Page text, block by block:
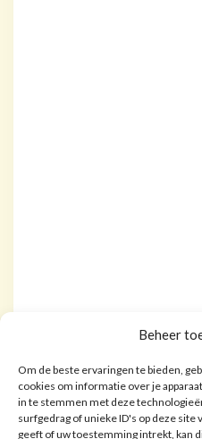
Beheer
Om de beste ervaringen te bieden,
cookies om informatie over je
in te stemmen met deze
surfgedrag of unieke ID's op deze
geeft of uw toestemming intrekt, kan